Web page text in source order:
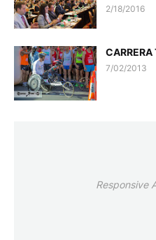
2/18/2016
7/02/2013
Responsive